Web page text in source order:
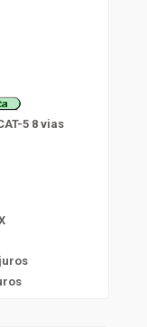
5 8 vias